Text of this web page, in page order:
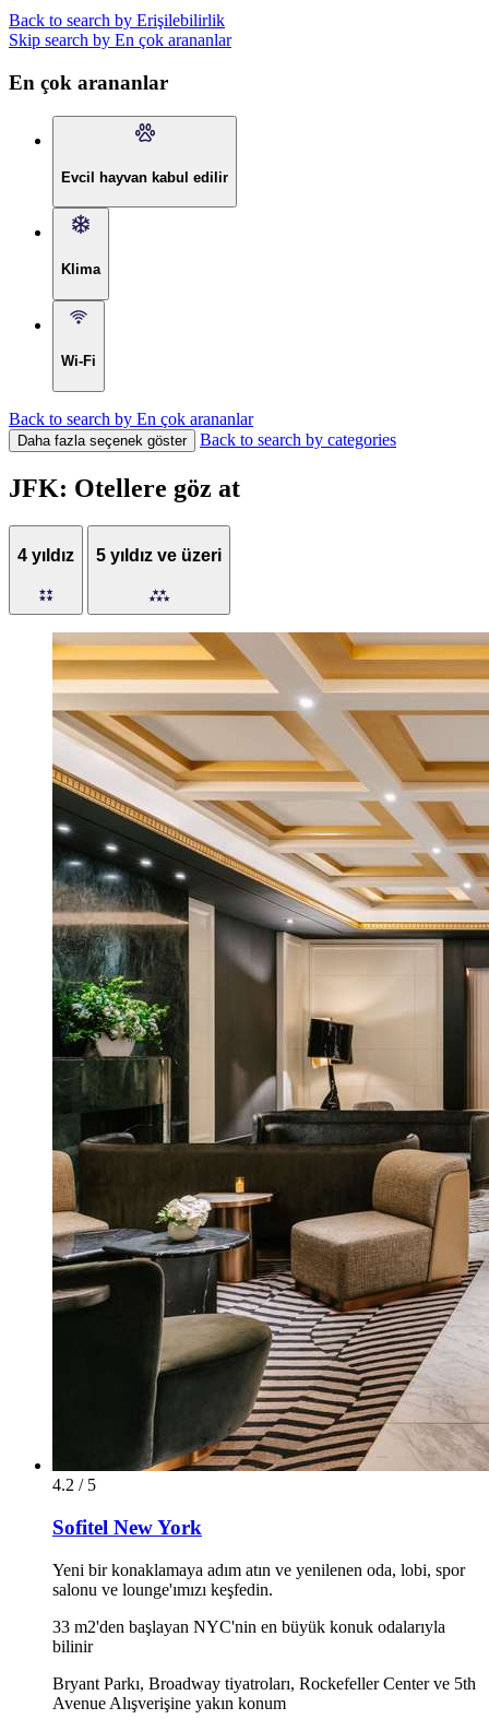
Back to search by Erişilebilirlik
Skip search by En çok arananlar
En çok arananlar
Evcil hayvan kabul edilir
Klima
Wi-Fi
Back to search by En çok arananlar
Daha fazla seçenek göster Back to search by categories
JFK: Otellere göz at
4 yıldız 5 yıldız ve üzeri
4.2 / 5
Sofitel New York
Yeni bir konaklamaya adım atın ve yenilenen oda, lobi, spor
salonu ve lounge'ımızı keşfedin.
33 m2'den başlayan NYC'nin en büyük konuk odalarıyla
bilinir
Bryant Parkı, Broadway tiyatroları, Rockefeller Center ve 5th
Avenue Alışverişine yakın konum